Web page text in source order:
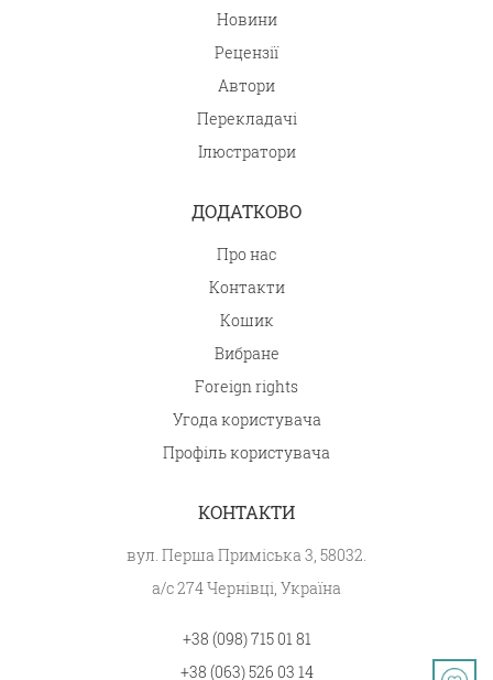
Новини
Рецензії
Автори
Перекладачі
Ілюстратори
ДОДАТКОВО
Про нас
Контакти
Кошик
Вибране
Foreign rights
Угода користувача
Профіль користувача
КОНТАКТИ
вул. Перша Приміська 3, 58032.
а/с 274 Чернівці, Україна
+38 (098) 715 01 81
+38 (063) 526 03 14